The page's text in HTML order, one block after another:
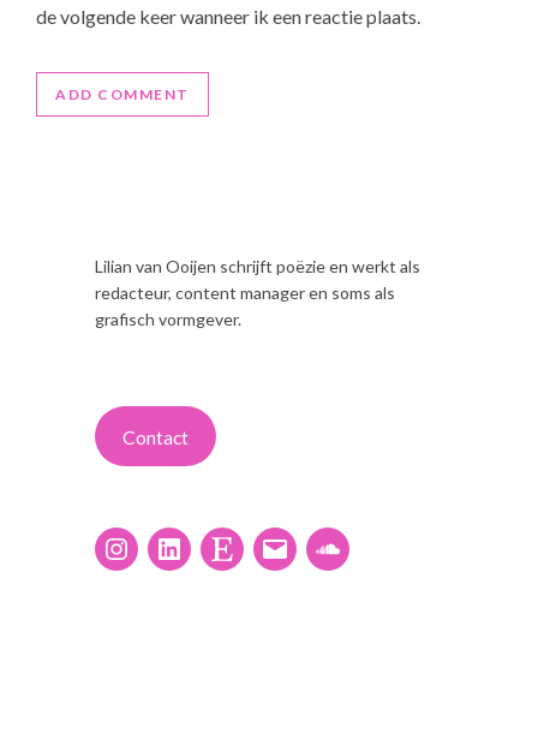
de volgende keer wanneer ik een reactie plaats.
Lilian van Ooijen schrijft poëzie en werkt als
redacteur, content manager en soms als
grafisch vormgever.
Contact